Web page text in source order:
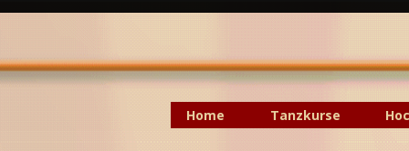
Home Tanzkurse